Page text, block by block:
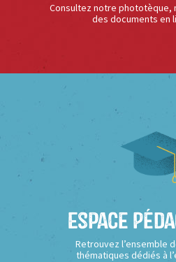
Consultez notre
des documents en
Espace
Retrouvez l’ensemble
thématiques dédiés à